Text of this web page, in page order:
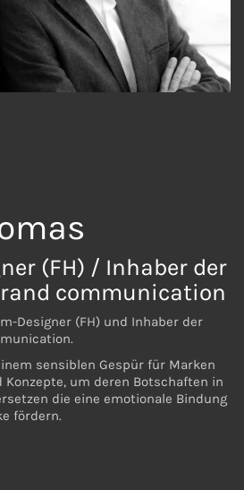
(FH) / Inhaber der
communication
Designer (FH) und Inhaber der
sensiblen Gespür für Marken
um deren Botschaften in
die eine emotionale Bindung
fördern.